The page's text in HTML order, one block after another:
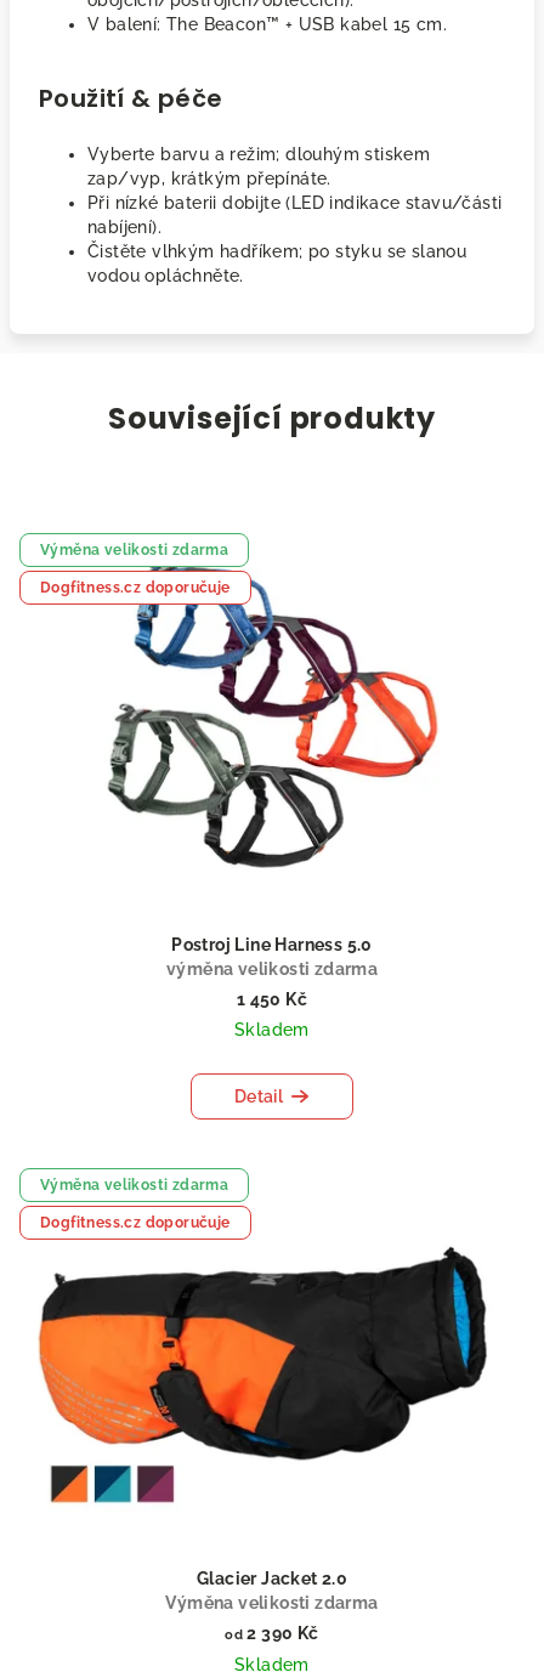
V balení: The Beacon™ + USB kabel 15 cm.
Použití & péče
Vyberte barvu a režim; dlouhým stiskem
zap/vyp, krátkým přepínáte.
Při nízké baterii dobijte (LED indikace stavu/části
nabíjení).
Čistěte vlhkým hadříkem; po styku se slanou
vodou opláchněte.
Související produkty
Výměna velikosti zdarma
Dogfitness.cz doporučuje
Postroj Line Harness 5.0
výměna velikosti zdarma
1 450 Kč
Skladem
Detail
Výměna velikosti zdarma
Dogfitness.cz doporučuje
Glacier Jacket 2.0
Výměna velikosti zdarma
od 2 390 Kč
Skladem